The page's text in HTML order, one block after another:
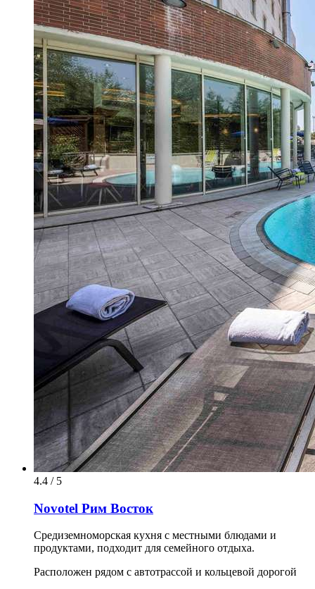
4.4 / 5
Novotel Рим Восток
Средиземноморская кухня с местными блюдами и
продуктами, подходит для семейного отдыха.
Расположен рядом с автотрассой и кольцевой дорогой